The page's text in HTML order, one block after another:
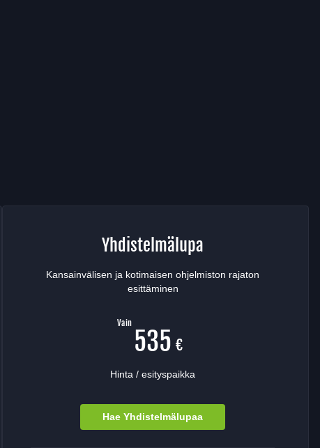
Yhdistelmälupa
Kansainvälisen ja kotimaisen ohjelmiston rajaton
esittäminen
Vain
535 €
Hinta / esityspaikka
Hae Yhdistelmälupaa